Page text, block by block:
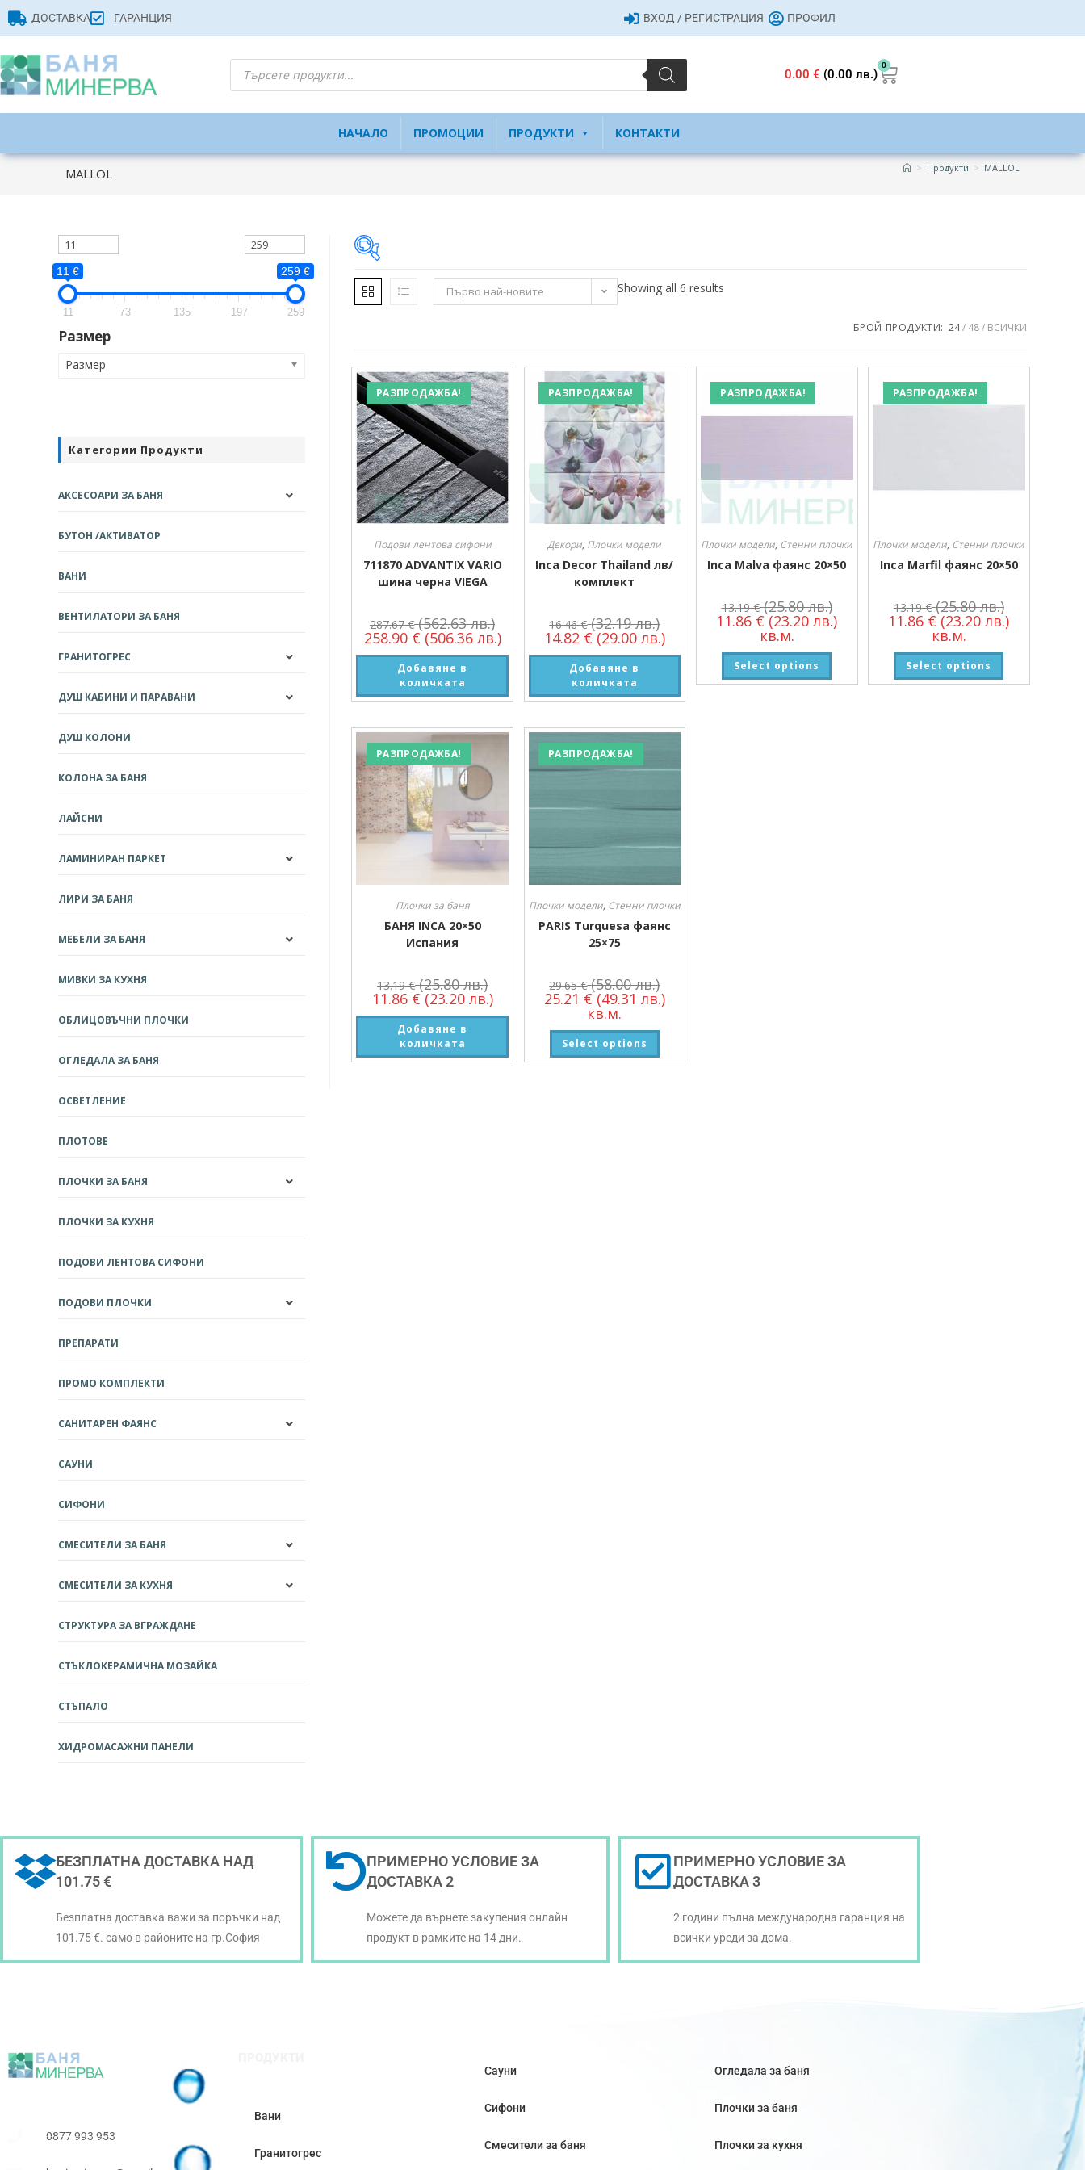
ДОСТАВКА ГАРАНЦИЯ ВХОД / РЕГИСТРАЦИЯ ПРОФИЛ
0.00€ (0.00 лв.)
0
НАЧАЛО ПРОМОЦИИ ПРОДУКТИ КОНТАКТИ
MALLOL > Продукти > MALLOL
Размер
Размер
Първо най-новите Showing all 6 results
БРОЙ ПРОДУКТИ: 24 48 ВСИЧКИ
РАЗПРОДАЖБА!
Подови лентова сифони
711870 ADVANTIX VARIO
шина черна VIEGA
287.67€ (562.63 лв.)
258.90 € (506.36 лв.)
Добавяне в
количката
РАЗПРОДАЖБА!
Декори, Плочки модели
Inca Decor Thailand лв/
комплект
16.46€ (32.19 лв.)
14.82 € (29.00 лв.)
Добавяне в
количката
РАЗПРОДАЖБА!
Плочки модели, Стенни плочки
Inca Malva фаянс 20×50
13.19€ (25.80 лв.)
11.86 € (23.20 лв.)
кв.м.
Select options
РАЗПРОДАЖБА!
Плочки модели, Стенни плочки
Inca Marfil фаянс 20×50
13.19€ (25.80 лв.)
11.86 € (23.20 лв.)
кв.м.
Select options
РАЗПРОДАЖБА!
Плочки за баня
БАНЯ INCA 20×50
Испания
13.19€ (25.80 лв.)
11.86 € (23.20 лв.)
Добавяне в
количката
РАЗПРОДАЖБА!
Плочки модели, Стенни плочки
PARIS Turquesa фаянс
25×75
29.65€ (58.00 лв.)
25.21 € (49.31 лв.)
кв.м.
Select options
11 € 259 €
11 73 135 197 259
Размер
Размер
Категории Продукти
АКСЕСОАРИ ЗА БАНЯ
БУТОН /АКТИВАТОР
ВАНИ
ВЕНТИЛАТОРИ ЗА БАНЯ
ГРАНИТОГРЕС
ДУШ КАБИНИ И ПАРАВАНИ
ДУШ КОЛОНИ
КОЛОНА ЗА БАНЯ
ЛАЙСНИ
ЛАМИНИРАН ПАРКЕТ
ЛИРИ ЗА БАНЯ
МЕБЕЛИ ЗА БАНЯ
МИВКИ ЗА КУХНЯ
ОБЛИЦОВЪЧНИ ПЛОЧКИ
ОГЛЕДАЛА ЗА БАНЯ
ОСВЕТЛЕНИЕ
ПЛОТОВЕ
ПЛОЧКИ ЗА БАНЯ
ПЛОЧКИ ЗА КУХНЯ
ПОДОВИ ЛЕНТОВА СИФОНИ
ПОДОВИ ПЛОЧКИ
ПРЕПАРАТИ
ПРОМО КОМПЛЕКТИ
САНИТАРЕН ФАЯНС
САУНИ
СИФОНИ
СМЕСИТЕЛИ ЗА БАНЯ
СМЕСИТЕЛИ ЗА КУХНЯ
СТРУКТУРА ЗА ВГРАЖДАНЕ
СТЪКЛОКЕРАМИЧНА МОЗАЙКА
СТЪПАЛО
ХИДРОМАСАЖНИ ПАНЕЛИ
БЕЗПЛАТНА ДОСТАВКА НАД
101.75 €
Безплатна доставка важи за поръчки над
101.75 €. само в районите на гр.София
ПРИМЕРНО УСЛОВИЕ ЗА
ДОСТАВКА 2
Можете да върнете закупения онлайн
продукт в рамките на 14 дни.
ПРИМЕРНО УСЛОВИЕ ЗА
ДОСТАВКА 3
2 години пълна международна гаранция на
всички уреди за дома.
0877 993 953
Вани
Гранитогрес
Сауни
Сифони
Смесители за баня
Огледала за баня
Плочки за баня
Плочки за кухня